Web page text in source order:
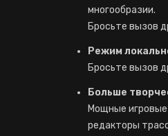
многообразии.
Бросьте вызов
Режим
Бросьте вызов
Больше
Мощные игровые
редакторы